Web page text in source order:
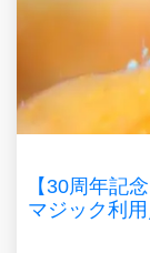
【30周年
マジック利